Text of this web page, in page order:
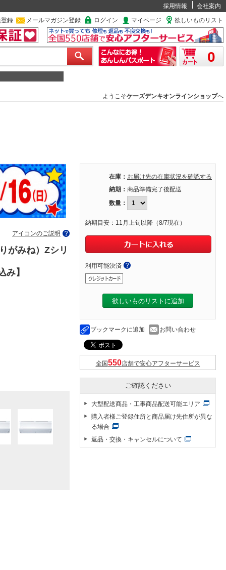
採用情報
会社案内
録 メールマガジン登録 ログイン マイページ 欲しいものリスト
0
ようこそケーズデンキオンラインショップへ
アイコンのご説明
がみね）Zシリ
】
在庫： お届け先の在庫状況を確認する
納期： 商品準備完了後配送
数量：
納期目安：11月上旬以降（8/7現在）
利用可能決済
欲しいものリストに追加
ブックマークに追加 お問い合わせ
全国 店舗で安心アフターサービス
ご確認ください
大型配送商品・工事商品配送可能エリア
購入者様ご登録住所と商品届け先住所が異な
る場合
返品・交換・キャンセルについて